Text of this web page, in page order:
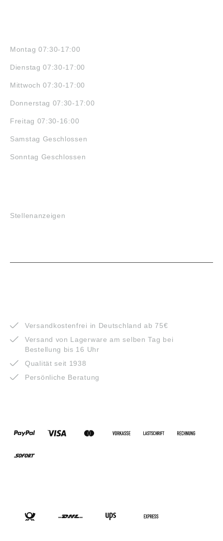
Montag 07:30-17:00
Dienstag 07:30-17:00
Mittwoch 07:30-17:00
Donnerstag 07:30-17:00
Freitag 07:30-16:00
Samstag Geschlossen
Sonntag Geschlossen
Stellenanzeigen
Versandkostenfrei in Deutschland ab 75€
Versand von Lagerware am selben Tag bei
Bestellung bis 16 Uhr
Qualität seit 1938
Persönliche Beratung